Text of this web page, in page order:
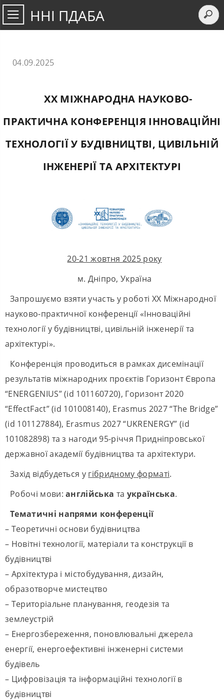
ННІ ПДАБА
04.09.2025
XX МІЖНАРОДНА НАУКОВО-
ПРАКТИЧНА КОНФЕРЕНЦІЯ ІННОВАЦІЙНІ
ТЕХНОЛОГІЇ У БУДІВНИЦТВІ, ЦИВІЛЬНІЙ
ІНЖЕНЕРІЇ ТА АРХІТЕКТУРІ
20-21 жовтня 2025 року
м. Дніпро, Україна
Запрошуємо взяти участь у роботі XX Міжнародної
науково-практичної конференції «Інноваційні
технології у будівництві, цивільній інженерії та
архітектурі».
Конференція проводиться в рамках дисемінації
результатів міжнародних проєктів Горизонт Європа
“ENERGENIUS” (id 101160720), Горизонт 2020
“EffectFact” (id 101008140), Erasmus 2027 “The Bridge”
(id 101127884), Erasmus 2027 “UKRENERGY” (id
101082898) та з нагоди 95-річчя Придніпровської
державної академії будівництва та архітектури.
Захід відбудеться у гібридному форматі.
Робочі мови:англійська та українська.
Тематичні напрями конференції
– Теоретичні основи будівництва
– Новітні технології, матеріали та конструкції в
будівництві
– Архітектура і містобудування, дизайн,
образотворче мистецтво
– Територіальне планування, геодезія та
землеустрій
– Енергозбереження, поновлювальні джерела
енергії, енергоефективні інженерні системи
будівель
– Цифровізація та інформаційні технології в
будівництві